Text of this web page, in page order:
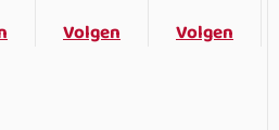
Volgen
Volgen